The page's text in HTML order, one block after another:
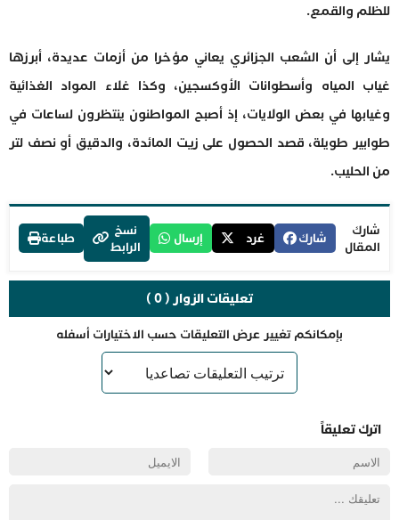
للظلم والقمع.
يشار إلى أن الشعب الجزائري يعاني مؤخرا من أزمات عديدة، أبرزها
غياب المياه وأسطوانات الأوكسجين، وكذا غلاء المواد الغذائية
وغيابها في بعض الولايات، إذ أصبح المواطنون ينتظرون لساعات في
طوابير طويلة، قصد الحصول على زيت المائدة، والدقيق أو نصف لتر
من الحليب.
شارك
المقال
شارك غرد إرسال
نسخ
الرابط
طباعة
تعليقات الزوار ( 0 )
بإمكانكم تغيير عرض التعليقات حسب الاختيارات أسفله
اترك تعليقاً